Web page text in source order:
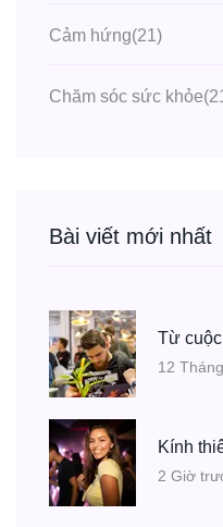
Cảm hứng(21)
Chăm sóc sức khỏe
Bài viết mới nhất
Từ
12
Kính
2 Giờ